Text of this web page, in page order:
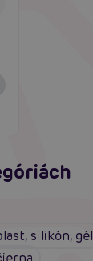
silikón, gél